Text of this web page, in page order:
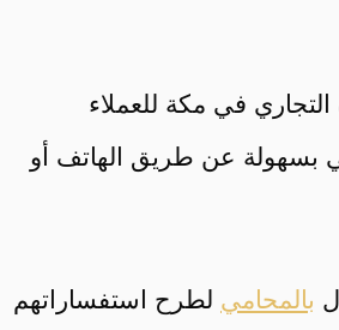
في مكة للعملاء
بسهولة عن طريق الهاتف أو
بالمحامي لطرح استفساراتهم